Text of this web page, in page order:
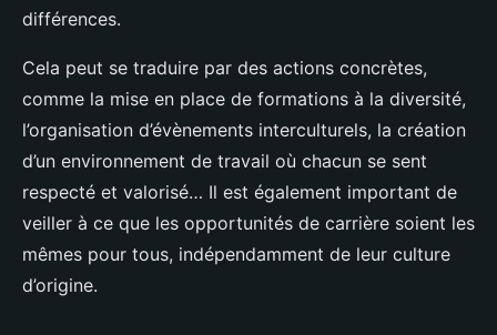
différences.
Cela peut se traduire par des actions concrètes,
comme la mise en place de formations à la diversité,
l’organisation d’évènements interculturels, la création
d’un environnement de travail où chacun se sent
respecté et valorisé… Il est également important de
veiller à ce que les opportunités de carrière soient les
mêmes pour tous, indépendamment de leur culture
d’origine.